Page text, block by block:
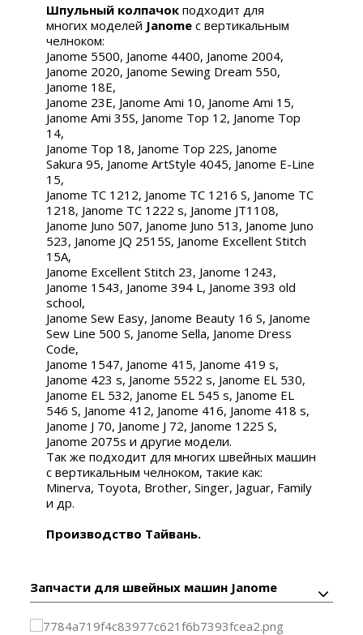
Шпульный колпачок подходит для
многих моделей Janome с вертикальным
челноком:
Janome 5500, Janome 4400, Janome 2004,
Janome 2020, Janome Sewing Dream 550,
Janome 18E,
Janome 23E, Janome Ami 10, Janome Ami 15,
Janome Ami 35S, Janome Top 12, Janome Top
14,
Janome Top 18, Janome Top 22S, Janome
Sakura 95, Janome ArtStyle 4045, Janome E-Line
15,
Janome TC 1212, Janome TC 1216 S, Janome TC
1218, Janome TC 1222 s, Janome JT1108,
Janome Juno 507, Janome Juno 513, Janome Juno
523, Janome JQ 2515S, Janome Excellent Stitch
15A,
Janome Excellent Stitch 23, Janome 1243,
Janome 1543, Janome 394 L, Janome 393 old
school,
Janome Sew Easy, Janome Beauty 16 S, Janome
Sew Line 500 S, Janome Sella, Janome Dress
Code,
Janome 1547, Janome 415, Janome 419 s,
Janome 423 s, Janome 5522 s, Janome EL 530,
Janome EL 532, Janome EL 545 s, Janome EL
546 S, Janome 412, Janome 416, Janome 418 s,
Janome J 70, Janome J 72, Janome 1225 S,
Janome 2075s и другие модели.
Так же подходит для многих швейных машин
с вертикальным челноком, такие как:
Minerva, Toyota, Brother, Singer, Jaguar, Family
и др.
Производство Тайвань.
Запчасти для швейных машин Janome